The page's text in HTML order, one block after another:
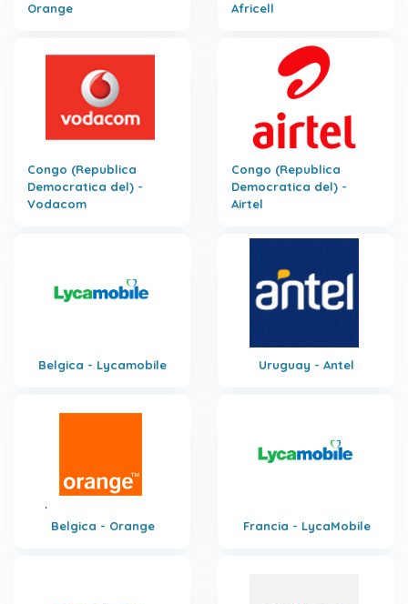
Orange
Africell
Congo (Republica
Democratica del) -
Vodacom
Congo (Republica
Democratica del) -
Airtel
Belgica - Lycamobile Uruguay - Antel
Belgica - Orange Francia - LycaMobile